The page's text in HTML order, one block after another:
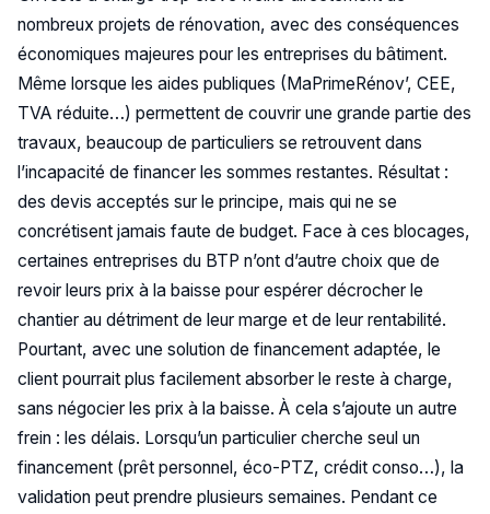
nombreux projets de rénovation, avec des conséquences
économiques majeures pour les entreprises du bâtiment.
Même lorsque les aides publiques (MaPrimeRénov’, CEE,
TVA réduite…) permettent de couvrir une grande partie des
travaux, beaucoup de particuliers se retrouvent dans
l’incapacité de financer les sommes restantes. Résultat :
des devis acceptés sur le principe, mais qui ne se
concrétisent jamais faute de budget. Face à ces blocages,
certaines entreprises du BTP n’ont d’autre choix que de
revoir leurs prix à la baisse pour espérer décrocher le
chantier au détriment de leur marge et de leur rentabilité.
Pourtant, avec une solution de financement adaptée, le
client pourrait plus facilement absorber le reste à charge,
sans négocier les prix à la baisse. À cela s’ajoute un autre
frein : les délais. Lorsqu’un particulier cherche seul un
financement (prêt personnel, éco-PTZ, crédit conso…), la
validation peut prendre plusieurs semaines. Pendant ce